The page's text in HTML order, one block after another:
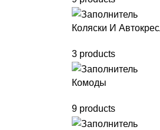
Коляски И
3 products
Комоды
9 products